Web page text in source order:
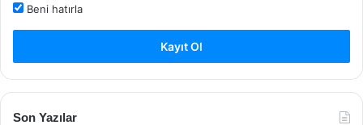
Beni hatırla
Kayıt Ol
Son Yazılar